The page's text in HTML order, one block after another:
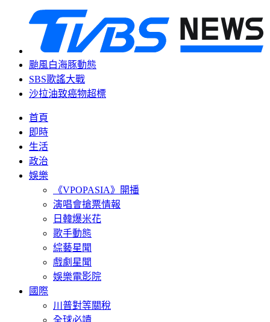
颱風白海豚動態
SBS歌謠大戰
沙拉油致癌物超標
首頁
即時
生活
政治
娛樂
《VPOPASIA》開播
演唱會搶票情報
日韓爆米花
歌手動態
綜藝星聞
戲劇星聞
娛樂電影院
國際
川普對等關稅